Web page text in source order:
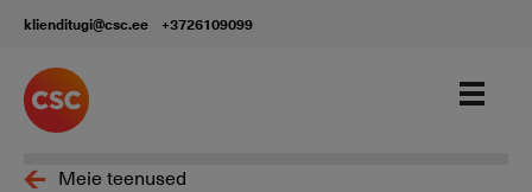
klienditugi@csc.ee +3726109099
Meie teenused